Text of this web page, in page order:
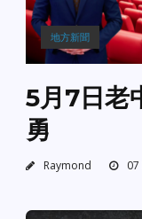
地方新聞
5月7日老
勇
Raymond